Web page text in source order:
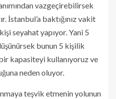
vazgeçirebilirsek
İstanbul’a baktığınız vakit
seyahat yapıyor. Yani 5
bunun 5 kişilik
kapasiteyi kullanıyoruz ve
neden oluyor.
teşvik etmenin yolunun